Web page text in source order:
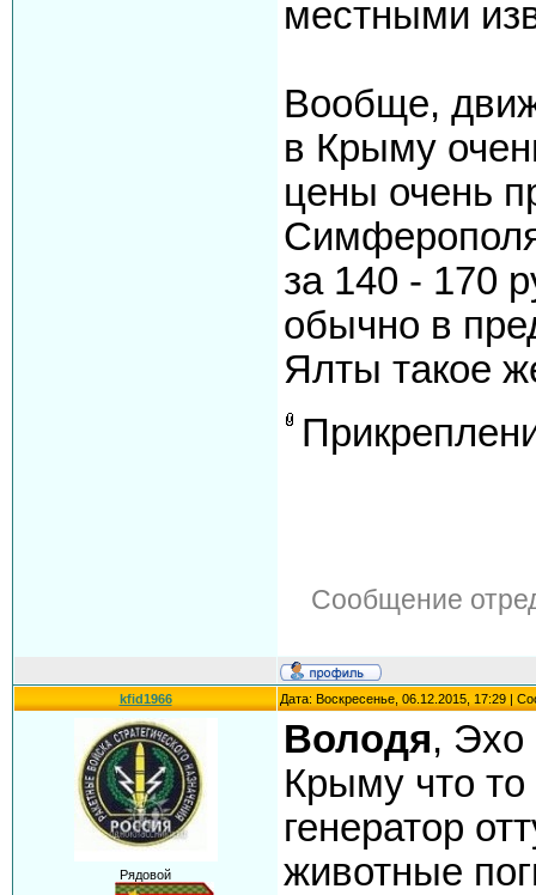
местными
Вообще,
в Крыму
цены очень
за 140 - 170
обычно в
Ялты такое
Сообщение
kfid1966 Дата: Воскресенье, 06.12.2015, 17:29 |
Рядовой
Володя, Эхо
Крыму что
генератор
животные